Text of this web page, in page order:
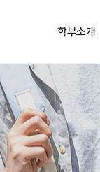
학부소개